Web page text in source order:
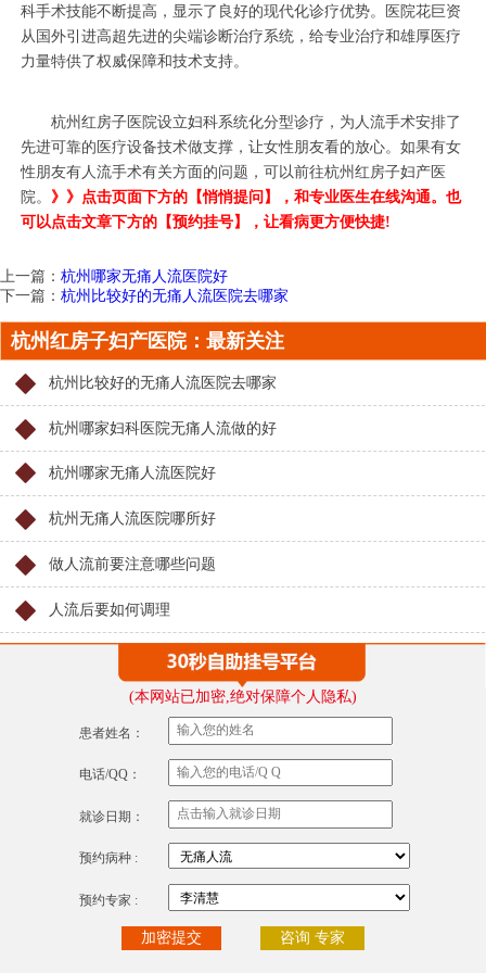
科手术技能不断提高，显示了良好的现代化诊疗优势。医院花巨资
从国外引进高超先进的尖端诊断治疗系统，给专业治疗和雄厚医疗
力量特供了权威保障和技术支持。
杭州红房子医院设立妇科系统化分型诊疗，为人流手术安排了
先进可靠的医疗设备技术做支撑，让女性朋友看的放心。如果有女
性朋友有人流手术有关方面的问题，可以前往杭州红房子妇产医
院。 》》点击页面下方的【悄悄提问】，和专业医生在线沟通。也
可以点击文章下方的【预约挂号】，让看病更方便快捷!
上一篇： 杭州哪家无痛人流医院好
下一篇： 杭州比较好的无痛人流医院去哪家
杭州红房子妇产医院：最新关注
杭州比较好的无痛人流医院去哪家
杭州哪家妇科医院无痛人流做的好
杭州哪家无痛人流医院好
杭州无痛人流医院哪所好
做人流前要注意哪些问题
人流后要如何调理
(本网站已加密,绝对保障个人隐私)
患者姓名：
电话/QQ：
就诊日期：
预约病种 :
预约专家 :
咨询 专家